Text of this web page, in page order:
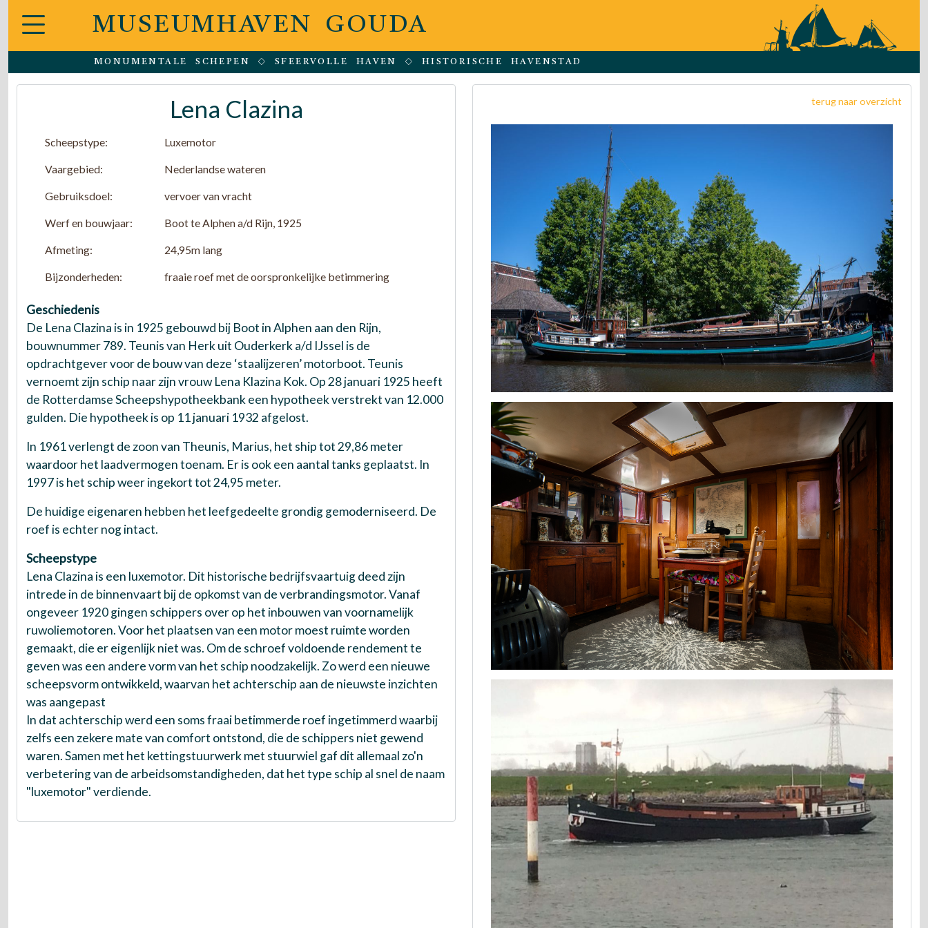
MUSEUMHAVEN GOUDA
MONUMENTALE SCHEPEN SFEERVOLLE HAVEN HISTORISCHE HAVENSTAD
Lena Clazina
Scheepstype: Luxemotor
Vaargebied: Nederlandse wateren
Gebruiksdoel: vervoer van vracht
Werf en bouwjaar: Boot te Alphen a/d Rijn, 1925
Afmeting: 24,95m lang
Bijzonderheden: fraaie roef met de oorspronkelijke betimmering
Geschiedenis
De Lena Clazina is in 1925 gebouwd bij Boot in Alphen aan den Rijn,
bouwnummer 789. Teunis van Herk uit Ouderkerk a/d IJssel is de
opdrachtgever voor de bouw van deze ‘staalijzeren’ motorboot. Teunis
vernoemt zijn schip naar zijn vrouw Lena Klazina Kok. Op 28 januari 1925 heeft
de Rotterdamse Scheepshypotheekbank een hypotheek verstrekt van 12.000
gulden. Die hypotheek is op 11 januari 1932 afgelost.
In 1961 verlengt de zoon van Theunis, Marius, het ship tot 29,86 meter
waardoor het laadvermogen toenam. Er is ook een aantal tanks geplaatst. In
1997 is het schip weer ingekort tot 24,95 meter.
De huidige eigenaren hebben het leefgedeelte grondig gemoderniseerd. De
roef is echter nog intact.
Scheepstype
Lena Clazina is een luxemotor. Dit historische bedrijfsvaartuig deed zijn
intrede in de binnenvaart bij de opkomst van de verbrandingsmotor. Vanaf
ongeveer 1920 gingen schippers over op het inbouwen van voornamelijk
ruwoliemotoren. Voor het plaatsen van een motor moest ruimte worden
gemaakt, die er eigenlijk niet was. Om de schroef voldoende rendement te
geven was een andere vorm van het schip noodzakelijk. Zo werd een nieuwe
scheepsvorm ontwikkeld, waarvan het achterschip aan de nieuwste inzichten
was aangepast
In dat achterschip werd een soms fraai betimmerde roef ingetimmerd waarbij
zelfs een zekere mate van comfort ontstond, die de schippers niet gewend
waren. Samen met het kettingstuurwerk met stuurwiel gaf dit allemaal zo'n
verbetering van de arbeidsomstandigheden, dat het type schip al snel de naam
"luxemotor" verdiende.
terug naar overzicht